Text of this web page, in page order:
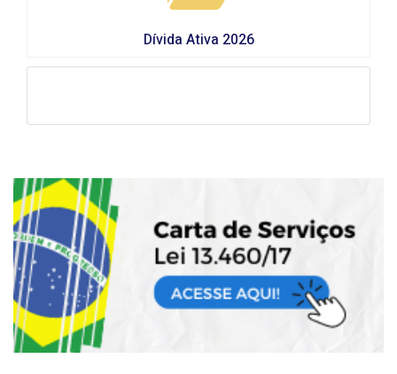
Dívida Ativa 2026